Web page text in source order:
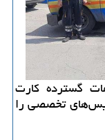
گسترده کارت
تخصصی را